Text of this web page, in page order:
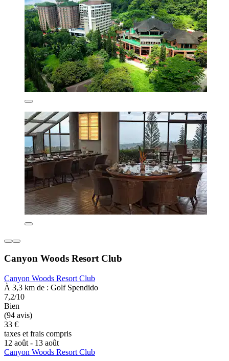
Canyon Woods Resort Club
Canyon Woods Resort Club
À 3,3 km de : Golf Spendido
7,2/10
Bien
(94 avis)
33 €
taxes et frais compris
12 août - 13 août
Canyon Woods Resort Club